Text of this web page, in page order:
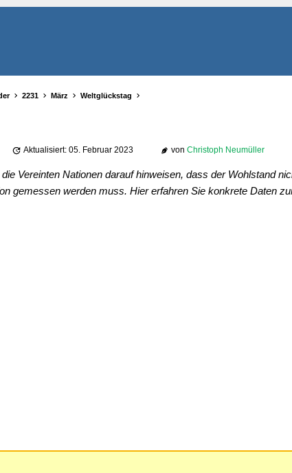
2231 März Weltglückstag
Aktualisiert: 05. Februar 2023 von Christoph Neumüller
Vereinten Nationen darauf hinweisen, dass der Wohlstand
gemessen werden muss. Hier erfahren Sie konkrete Daten